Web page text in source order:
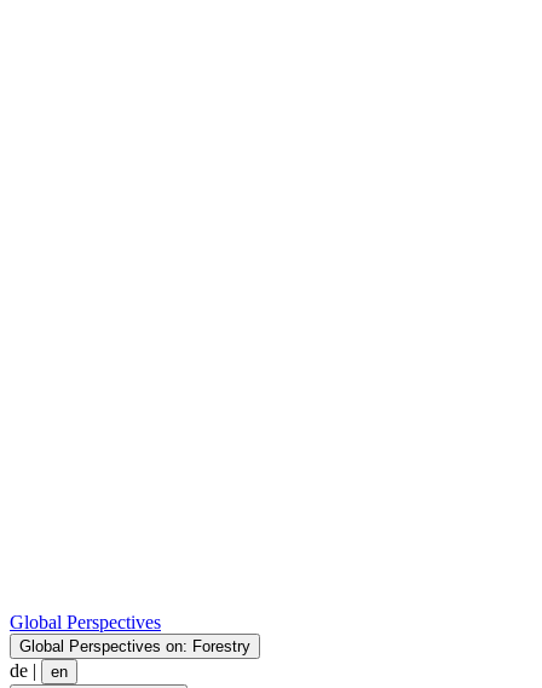
Global Perspectives
Global Perspectives on: Forestry
de | en